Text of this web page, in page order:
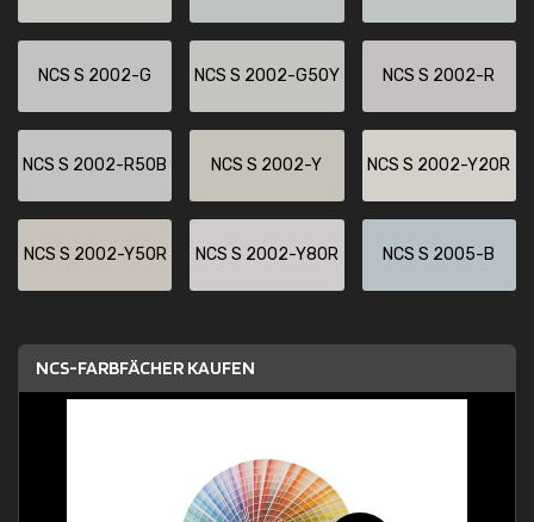
NCS S 2002-G NCS S 2002-G50Y NCS S 2002-R
NCS S 2002-R50B NCS S 2002-Y NCS S 2002-Y20R
NCS S 2002-Y50R NCS S 2002-Y80R NCS S 2005-B
NCS-FARBFÄCHER KAUFEN